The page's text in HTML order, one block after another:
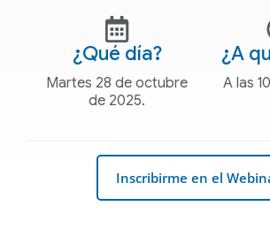
¿Qué día?
Martes 28 de octubre
de 2025.
¿A
A las
Inscribirme en el